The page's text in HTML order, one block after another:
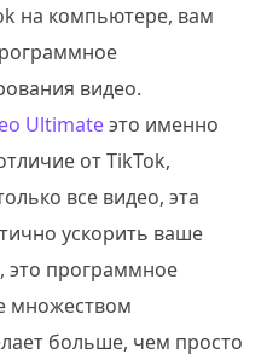
на компьютере, вам
видео.
Ultimateэто именно
от TikTok,
все видео, эта
ускорить ваше
это программное
множеством
больше, чем просто